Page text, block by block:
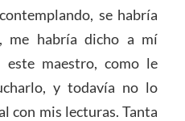
se habría
me habría dicho a mí
maestro, como le
y todavía no lo
con mis lecturas. Tanta